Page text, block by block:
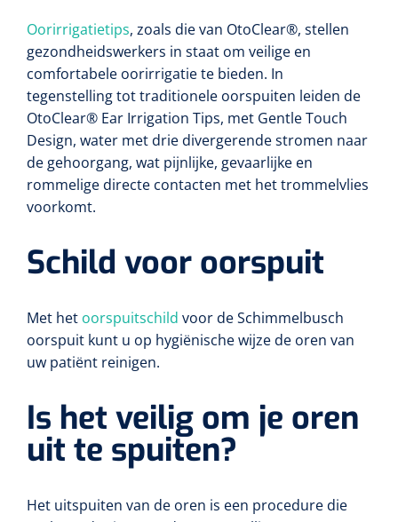
Oorirrigatietips, zoals die van OtoClear®, stellen
gezondheidswerkers in staat om veilige en
comfortabele oorirrigatie te bieden. In
tegenstelling tot traditionele oorspuiten leiden de
OtoClear® Ear Irrigation Tips, met Gentle Touch
Design, water met drie divergerende stromen naar
de gehoorgang, wat pijnlijke, gevaarlijke en
rommelige directe contacten met het trommelvlies
voorkomt.
Schild voor oorspuit
Met het oorspuitschild voor de Schimmelbusch
oorspuit kunt u op hygiënische wijze de oren van
uw patiënt reinigen.
Is het veilig om je oren
uit te spuiten?
Het uitspuiten van de oren is een procedure die